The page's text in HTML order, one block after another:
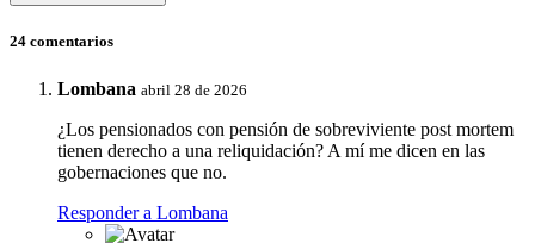
24 comentarios
Lombana abril 28 de 2026
¿Los pensionados con pensión de sobreviviente post mortem
tienen derecho a una reliquidación? A mí me dicen en las
gobernaciones que no.
Responder a Lombana